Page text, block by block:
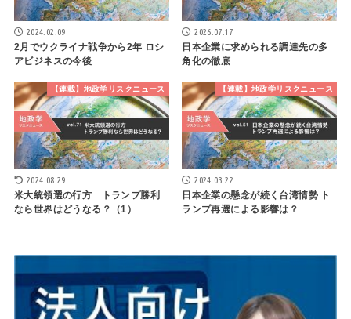
2024.02.09
2月でウクライナ戦争から2年 ロシ
アビジネスの今後
2026.07.17
日本企業に求められる調達先の多
角化の徹底
【連載】地政学リスクニュース
2024.08.29
米大統領選の行方 トランプ勝利
なら世界はどうなる？（1）
【連載】地政学リスクニュース
2024.03.22
日本企業の懸念が続く台湾情勢 ト
ランプ再選による影響は？